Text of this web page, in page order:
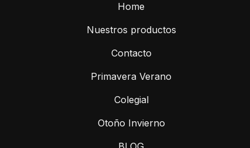
Home
Nuestros productos
Contacto
Primavera Verano
Colegial
Otoño Invierno